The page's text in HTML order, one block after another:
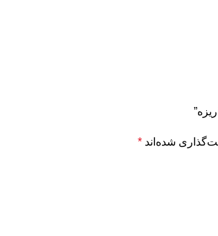
شده‌اند *